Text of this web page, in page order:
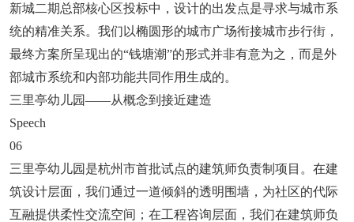
新城二期总部核心区投标中，设计的出发点是寻求与城市系
统的精准关系。我们以椭圆形的城市广场衔接城市步行街，
最终方案所呈现出的“钱塘潮”的形式并非有意为之，而是外
部城市系统和内部功能共同作用生成的。
三里亭幼儿园——从概念到接近建造
Speech
06
三里亭幼儿园是杭州市首批试点的建筑师负责制项目。在建
筑设计层面，我们通过一道倾斜的透明围墙，为社区的代际
互融提供柔性交流空间；在工程咨询层面，我们在建筑师负